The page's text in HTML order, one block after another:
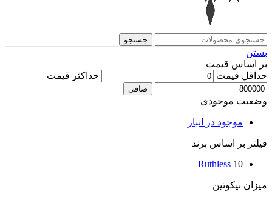
جستجو
بستن
بر اساس قیمت
حداقل قیمت
حداكثر قيمت
صافی
وضعیت موجودی
موجود در انبار
فیلتر بر اساس برند
Ruthless 10
میزان نیکوتین